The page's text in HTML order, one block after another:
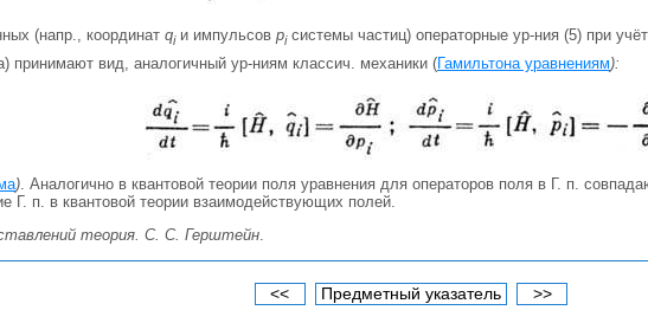
(напр., координат qiи импульсов piсистемы частиц) операторные ур-ния (5) при
принимают вид, аналогичный ур-ниям классич. механики (Гамильтона уравнениям):
) . Аналогично в квантовой теории поля уравнения для операторов поля в Г. п.
Г. п. в квантовой теории взаимодействующих полей.
теория. С. С. Герштейн.
<< Предметный указатель >>